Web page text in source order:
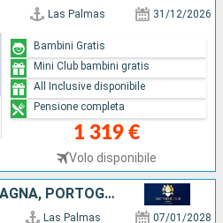
Las Palmas 31/12/2026
1 319 €
Volo disponibile
Bambini Gratis
Mini Club bambini gratis
All Inclusive disponibile
Pensione completa
MAIORCA, TENERIFE, SPAGNA, PORTOGALLO, LANZAROTE
Las Palmas 07/01/2028